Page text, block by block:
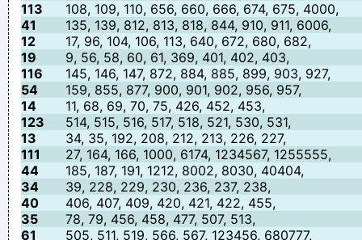
113
108, 109, 110, 656, 660, 666, 674, 675, 4000,
41
135, 139, 812, 813, 818, 844, 910, 911, 6006,
12
17, 96, 104, 106, 113, 640, 672, 680, 682,
19
9, 56, 58, 60, 61, 369, 401, 402, 403,
116
145, 146, 147, 872, 884, 885, 899, 903, 927,
54
159, 855, 877, 900, 901, 902, 956, 957,
14
11, 68, 69, 70, 75, 426, 452, 453,
123
514, 515, 516, 517, 518, 521, 530, 531,
13
34, 35, 192, 208, 212, 213, 226, 227,
111
27, 164, 166, 1000, 6174, 1234567, 1255555,
44
185, 187, 191, 1212, 8002, 8030, 40404,
34
39, 228, 229, 230, 236, 237, 238,
40
406, 407, 409, 420, 421, 422, 455,
35
78, 79, 456, 458, 477, 507, 513,
61
505, 511, 519, 566, 567, 123456, 680777,